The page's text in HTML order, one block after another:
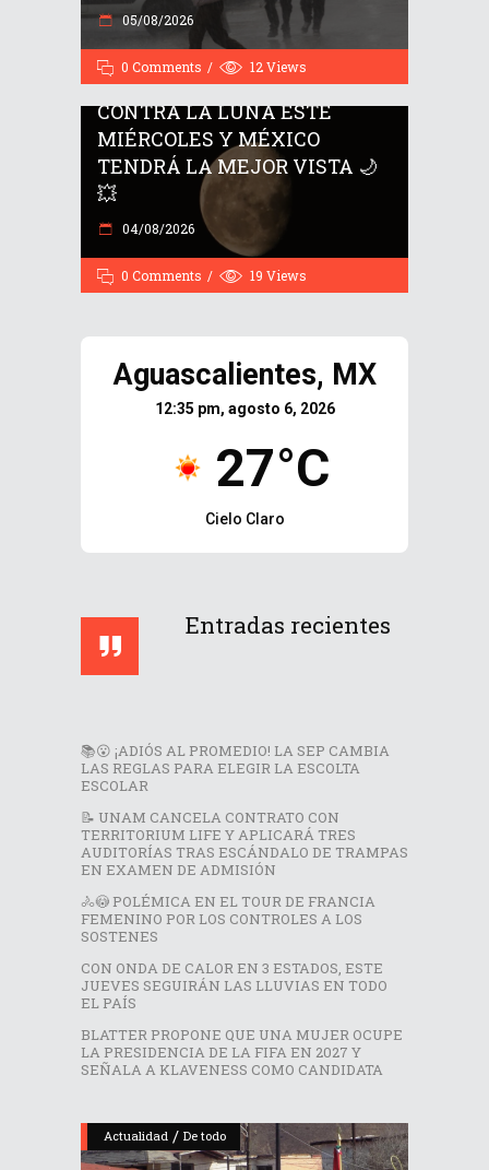
05/08/2026
0 Comments 12Views
IMPACTO LUNAR: UN COHETE
DE ELON MUSK CHOCARÁ
CONTRA LA LUNA ESTE
MIÉRCOLES Y MÉXICO
TENDRÁ LA MEJOR VISTA 🌙
💥
04/08/2026
0 Comments 19 Views
Aguascalientes, MX
12:35 pm, agosto 6, 2026
27°C
Cielo Claro
Entradas recientes
📚😮 ¡ADIÓS AL PROMEDIO! LA SEP CAMBIA
LAS REGLAS PARA ELEGIR LA ESCOLTA
ESCOLAR
📝 UNAM CANCELA CONTRATO CON
TERRITORIUM LIFE Y APLICARÁ TRES
AUDITORÍAS TRAS ESCÁNDALO DE TRAMPAS
EN EXAMEN DE ADMISIÓN
🚴😳 POLÉMICA EN EL TOUR DE FRANCIA
FEMENINO POR LOS CONTROLES A LOS
SOSTENES
CON ONDA DE CALOR EN 3 ESTADOS, ESTE
JUEVES SEGUIRÁN LAS LLUVIAS EN TODO
EL PAÍS
BLATTER PROPONE QUE UNA MUJER OCUPE
LA PRESIDENCIA DE LA FIFA EN 2027 Y
SEÑALA A KLAVENESS COMO CANDIDATA
Actualidad / De todo